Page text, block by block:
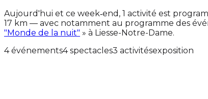
Aujourd'hui et ce week‑end, 1 activité est
17 km — avec notamment au programme des
"Monde de la nuit" » à Liesse-Notre-Dame.
4 événements4 spectacles3 activitésexposition